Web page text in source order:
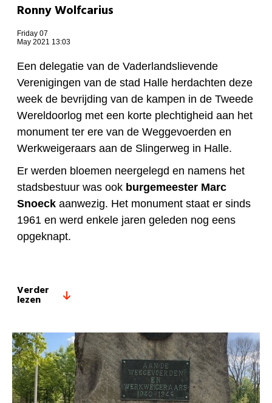
Ronny Wolfcarius
Friday 07
May 2021 13:03
Een delegatie van de Vaderlandslievende
Verenigingen van de stad Halle herdachten deze
week de bevrijding van de kampen in de Tweede
Wereldoorlog met een korte plechtigheid aan het
monument ter ere van de Weggevoerden en
Werkweigeraars aan de Slingerweg in Halle.
Er werden bloemen neergelegd en namens het
stadsbestuur was ook burgemeester Marc
Snoeck aanwezig. Het monument staat er sinds
1961 en werd enkele jaren geleden nog eens
opgeknapt.
Verder
lezen